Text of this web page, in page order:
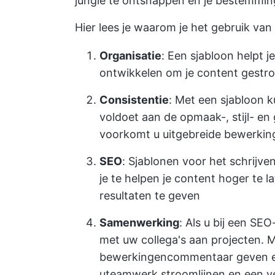
Hier lees je waarom je het gebruik
Organisatie: Een sjabloon helpt
ontwikkelen om je content
Consistentie: Met een sjabloon
voldoet aan de opmaak-, stijl-
voorkomt u uitgebreide
SEO: Sjablonen voor het
je te helpen je content hoger te
resultaten te geven
Samenwerking: Als u bij een
met uw collega's aan projecten.
bewerkingencommentaar geven